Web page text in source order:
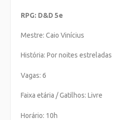
RPG: D&D 5e
Mestre: Caio Vinícius
História: Por noites estreladas
Vagas: 6
Faixa etária / Gatilhos: Livre
Horário: 10h